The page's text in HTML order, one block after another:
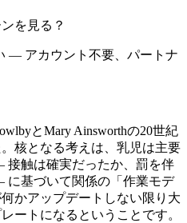
を見る？
— アカウント不要、パートナ
とMary Ainsworthの20世紀
核となる考えは、乳児は主要
触は確実だったか、罰を伴
に基づいて関係の「作業モデ
かアップデートしない限り大
ートになるということです。